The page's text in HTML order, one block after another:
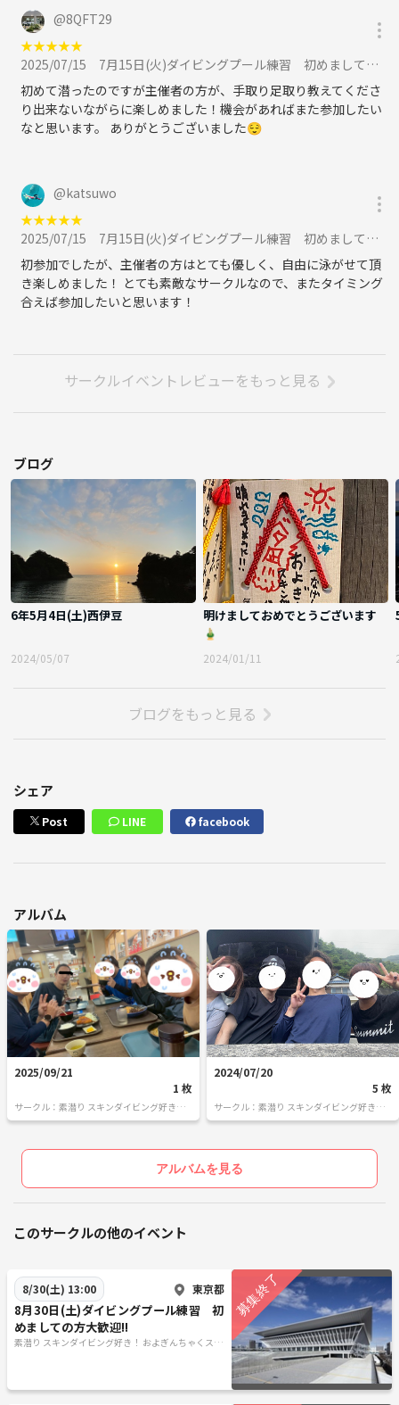
@8QFT29
★★★★★
2025/07/15
7月15日(火)ダイビングプール練習 初めましての方大歓迎!!に参加
初めて潜ったのですが主催者の方が、手取り足取り教えてくださ
り出来ないながらに楽しめました！機会があればまた参加したい
なと思います。 ありがとうございました😌
@katsuwo
★★★★★
2025/07/15
7月15日(火)ダイビングプール練習 初めましての方大歓迎!!に参加
初参加でしたが、主催者の方はとても優しく、自由に泳がせて頂
き楽しめました！ とても素敵なサークルなので、またタイミング
合えば参加したいと思います！
サークルイベントレビューをもっと見る
ブログ
6年5月4日(土)西伊豆
2024/05/07
明けましておめでとうございます
🎍
2024/01/11
ブログをもっと見る
シェア
Post LINE facebook
アルバム
2025/09/21
1 枚
サークル：素潜り スキンダイビング好き！
およぎんちゃくスキンダイ部🤿
2024/07/20
5 枚
サークル：素潜り スキンダイビング好き！
およぎんちゃくスキンダイ部🤿
アルバムを見る
このサークルの他のイベント
8/30(土) 13:00 東京都
8月30日(土)ダイビングプール練習 初
めましての方大歓迎!!
素潜り スキンダイビング好き！ およぎんちゃくスキ